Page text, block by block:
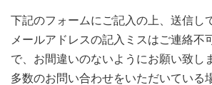
下記のフォームにご記入の上、送信し
メールアドレスの記入ミスはご連絡不
で、お間違いのないようにお願い致し
多数のお問い合わせをいただいている